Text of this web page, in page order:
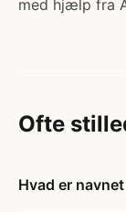
med hjælp fra
Ofte
Hvad er